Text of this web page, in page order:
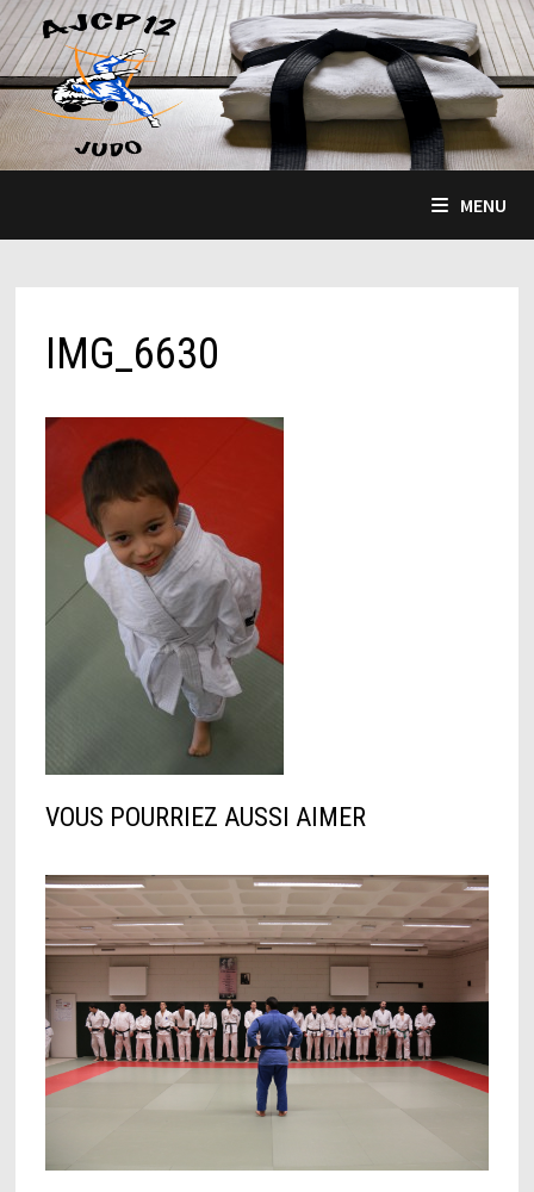
Passer
au
contenu
MENU
IMG_6630
VOUS POURRIEZ AUSSI AIMER